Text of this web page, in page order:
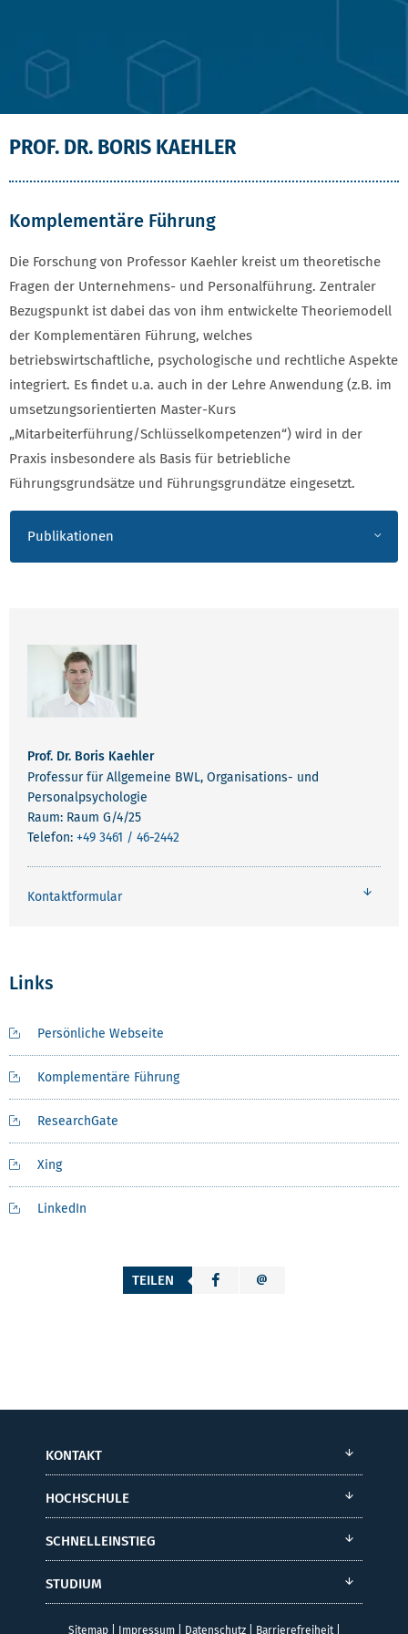
PROF. DR. BORIS KAEHLER
Komplementäre Führung
Die Forschung von Professor Kaehler kreist um theoretische
Fragen der Unternehmens- und Personalführung. Zentraler
Bezugspunkt ist dabei das von ihm entwickelte Theoriemodell
der Komplementären Führung, welches
betriebswirtschaftliche, psychologische und rechtliche Aspekte
integriert. Es findet u.a. auch in der Lehre Anwendung (z.B. im
umsetzungsorientierten Master-Kurs
„Mitarbeiterführung/Schlüsselkompetenzen“) wird in der
Praxis insbesondere als Basis für betriebliche
Führungsgrundsätze und Führungsgrundätze eingesetzt.
Publikationen
Prof. Dr. Boris Kaehler
Professur für Allgemeine BWL, Organisations- und
Personalpsychologie
Raum: Raum G/4/25
Telefon: +49 3461 / 46-2442
Kontaktformular
Links
Persönliche Webseite
Komplementäre Führung
ResearchGate
Xing
LinkedIn
TEILEN
KONTAKT
HOCHSCHULE
SCHNELLEINSTIEG
STUDIUM
Sitemap| Impressum| Datenschutz| Barrierefreiheit|